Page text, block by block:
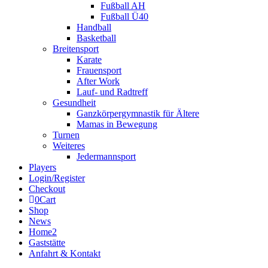
Fußball AH
Fußball Ü40
Handball
Basketball
Breitensport
Karate
Frauensport
After Work
Lauf- und Radtreff
Gesundheit
Ganzkörpergymnastik für Ältere
Mamas in Bewegung
Turnen
Weiteres
Jedermannsport
Players
Login/Register
Checkout
0Cart
Shop
News
Home2
Gaststätte
Anfahrt & Kontakt